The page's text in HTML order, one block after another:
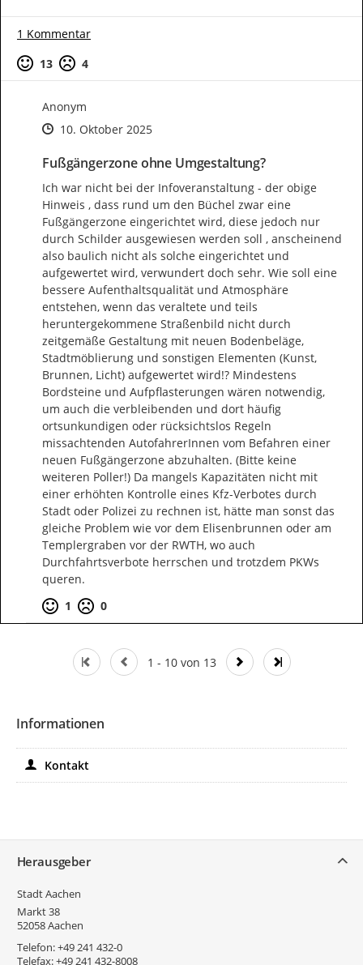
1 Kommentar
Positive Bewertung
13 Negative Bewertung
4
Anonym
Zeitpunkt des Erstellens
Zeitpunkt des Erstellens
10. Oktober 2025Zur Äußerung
Fußgängerzone ohne Umgestaltung?
Ich war nicht bei der Infoveranstaltung - der obige
Hinweis , dass rund um den Büchel zwar eine
Fußgängerzone eingerichtet wird, diese jedoch nur
durch Schilder ausgewiesen werden soll , anscheinend
also baulich nicht als solche eingerichtet und
aufgewertet wird, verwundert doch sehr. Wie soll eine
bessere Aufenthaltsqualität und Atmosphäre
entstehen, wenn das veraltete und teils
heruntergekommene Straßenbild nicht durch
zeitgemäße Gestaltung mit neuen Bodenbeläge,
Stadtmöblierung und sonstigen Elementen (Kunst,
Brunnen, Licht) aufgewertet wird!? Mindestens
Bordsteine und Aufpflasterungen wären notwendig,
um auch die verbleibenden und dort häufig
ortsunkundigen oder rücksichtslos Regeln
missachtenden AutofahrerInnen vom Befahren einer
neuen Fußgängerzone abzuhalten. (Bitte keine
weiteren Poller!) Da mangels Kapazitäten nicht mit
einer erhöhten Kontrolle eines Kfz-Verbotes durch
Stadt oder Polizei zu rechnen ist, hätte man sonst das
gleiche Problem wie vor dem Elisenbrunnen oder am
Templergraben vor der RWTH, wo auch
Durchfahrtsverbote herrschen und trotzdem PKWs
queren.
Positive Bewertung
1 Negative Bewertung
0
1 - 10 von 13
Informationen
Kontakt
Herausgeber
Stadt Aachen
Markt 38
52058Aachen
Telefon:+49 241 432-0
Telefax:+49 241 432-8008